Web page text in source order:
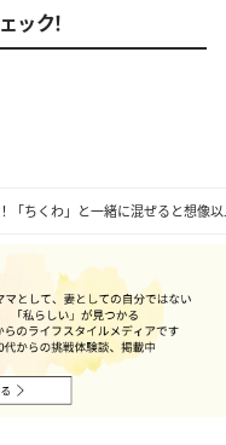
「ちくわ」と一緒に混ぜると想像
ック！